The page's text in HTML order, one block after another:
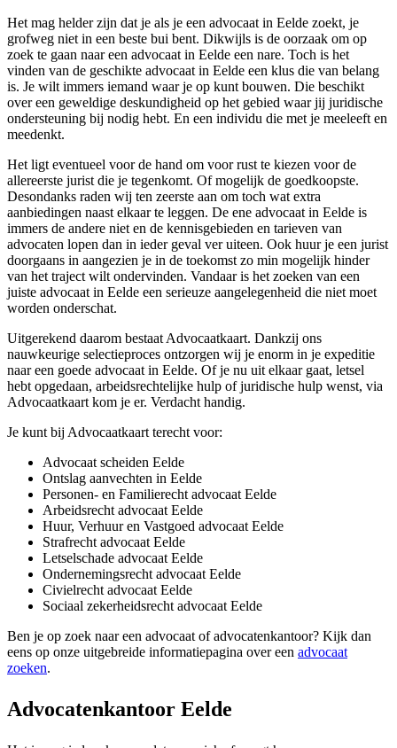
Het mag helder zijn dat je als je een advocaat in Eelde zoekt, je
grofweg niet in een beste bui bent. Dikwijls is de oorzaak om op
zoek te gaan naar een advocaat in Eelde een nare. Toch is het
vinden van de geschikte advocaat in Eelde een klus die van belang
is. Je wilt immers iemand waar je op kunt bouwen. Die beschikt
over een geweldige deskundigheid op het gebied waar jij juridische
ondersteuning bij nodig hebt. En een individu die met je meeleeft en
meedenkt.
Het ligt eventueel voor de hand om voor rust te kiezen voor de
allereerste jurist die je tegenkomt. Of mogelijk de goedkoopste.
Desondanks raden wij ten zeerste aan om toch wat extra
aanbiedingen naast elkaar te leggen. De ene advocaat in Eelde is
immers de andere niet en de kennisgebieden en tarieven van
advocaten lopen dan in ieder geval ver uiteen. Ook huur je een jurist
doorgaans in aangezien je in de toekomst zo min mogelijk hinder
van het traject wilt ondervinden. Vandaar is het zoeken van een
juiste advocaat in Eelde een serieuze aangelegenheid die niet moet
worden onderschat.
Uitgerekend daarom bestaat Advocaatkaart. Dankzij ons
nauwkeurige selectieproces ontzorgen wij je enorm in je expeditie
naar een goede advocaat in Eelde. Of je nu uit elkaar gaat, letsel
hebt opgedaan, arbeidsrechtelijke hulp of juridische hulp wenst, via
Advocaatkaart kom je er. Verdacht handig.
Je kunt bij Advocaatkaart terecht voor:
Advocaat scheiden Eelde
Ontslag aanvechten in Eelde
Personen- en Familierecht advocaat Eelde
Arbeidsrecht advocaat Eelde
Huur, Verhuur en Vastgoed advocaat Eelde
Strafrecht advocaat Eelde
Letselschade advocaat Eelde
Ondernemingsrecht advocaat Eelde
Civielrecht advocaat Eelde
Sociaal zekerheidsrecht advocaat Eelde
Ben je op zoek naar een advocaat of advocatenkantoor? Kijk dan
eens op onze uitgebreide informatiepagina over een advocaat
zoeken.
Advocatenkantoor Eelde